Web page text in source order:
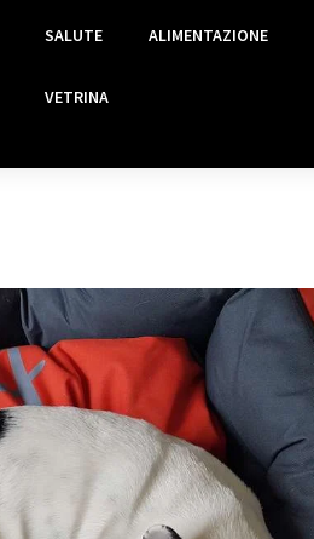
SALUTE ALIMENTAZIONE
VETRINA